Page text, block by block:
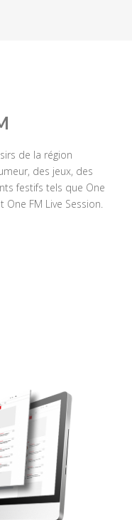
de la région
des jeux, des
festifs tels que One
FM Live Session.